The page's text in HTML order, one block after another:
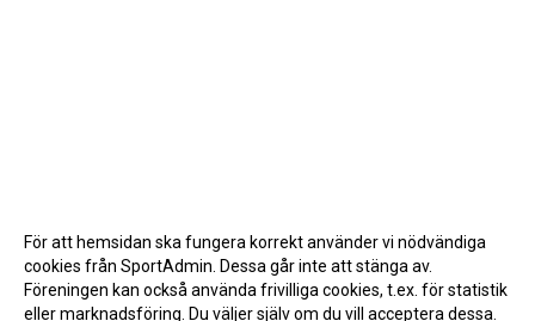
För att hemsidan ska fungera korrekt använder vi nödvändiga
cookies från SportAdmin. Dessa går inte att stänga av.
Föreningen kan också använda frivilliga cookies, t.ex. för statistik
eller marknadsföring. Du väljer själv om du vill acceptera dessa.